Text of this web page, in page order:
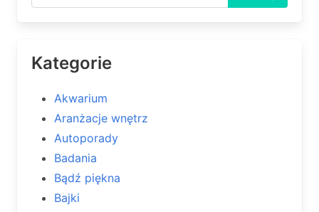
Kategorie
Akwarium
Aranżacje wnętrz
Autoporady
Badania
Bądź piękna
Bajki